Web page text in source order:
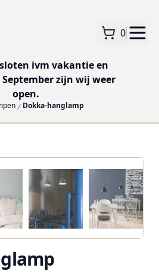
0
ivm vakantie en
zijn wij weer
open.
Dokka-hanglamp